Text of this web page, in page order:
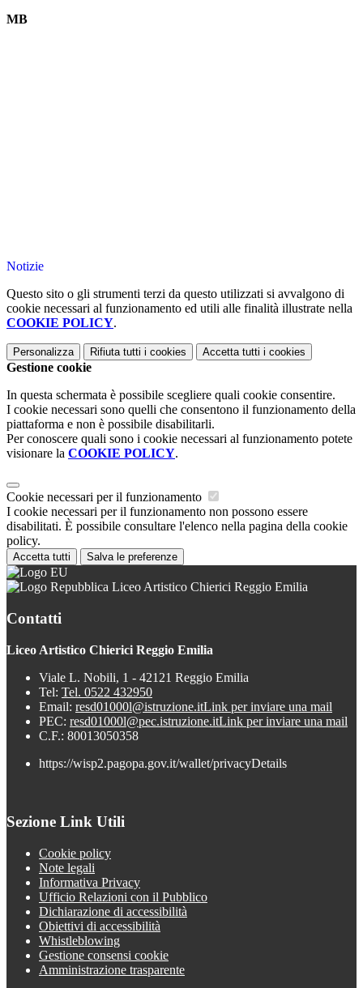
MB
Notizie
Questo sito o gli strumenti terzi da questo utilizzati si avvalgono di
cookie necessari al funzionamento ed utili alle finalità illustrate nella
COOKIE POLICY.
Personalizza Rifiuta tutti i cookies Accetta tutti i cookies
Gestione cookie
In questa schermata è possibile scegliere quali cookie consentire.
I cookie necessari sono quelli che consentono il funzionamento della
piattaforma e non è possibile disabilitarli.
Per conoscere quali sono i cookie necessari al funzionamento potete
visionare la COOKIE POLICY.
Cookie necessari per il funzionamento
I cookie necessari per il funzionamento non possono essere
disabilitati. È possibile consultare l'elenco nella pagina della cookie
policy.
Accetta tutti Salva le preferenze
Liceo Artistico Chierici Reggio Emilia
Contatti
Liceo Artistico Chierici Reggio Emilia
Viale L. Nobili, 1 - 42121 Reggio Emilia
Tel: Tel. 0522 432950
Email: resd01000l@istruzione.itLink per inviare una mail
PEC: resd01000l@pec.istruzione.itLink per inviare una mail
C.F.: 80013050358
https://wisp2.pagopa.gov.it/wallet/privacyDetails
Sezione Link Utili
Cookie policy
Note legali
Informativa Privacy
Ufficio Relazioni con il Pubblico
Dichiarazione di accessibilità
Obiettivi di accessibilità
Whistleblowing
Gestione consensi cookie
Amministrazione trasparente